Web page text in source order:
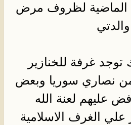
الماضية لظروف مرض
والدتي
توجد غرفة للخنازير
من نصاري سوريا وبعض
عليهم لعنة الله
علي الغرف الاسلامية